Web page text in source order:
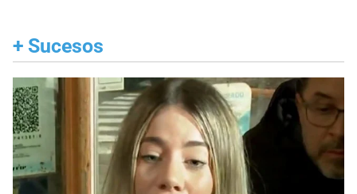
+ Sucesos